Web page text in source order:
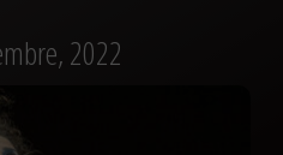
2022